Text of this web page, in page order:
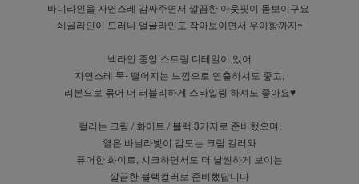
바디라인을 자연스레 감싸주면서 깔끔한 아웃핏이 돋보이구요
쇄골라인이 드러나 얼굴라인도 작아보이면서 우아함까지~
넥라인 중앙 스트링 디테일이 있어
자연스레 툭- 떨어지는 느낌으로 연출하셔도 좋고,
리본으로 묶어 더 러블리하게 스타일링 하셔도 좋아요♥
컬러는 크림 / 화이트 / 블랙 3가지로 준비했으며,
옅은 바닐라빛이 감도는 크림 컬러와
퓨어한 화이트, 시크하면서도 더 날씬하게 보이는
깔끔한 블랙컬러로 준비했답니다